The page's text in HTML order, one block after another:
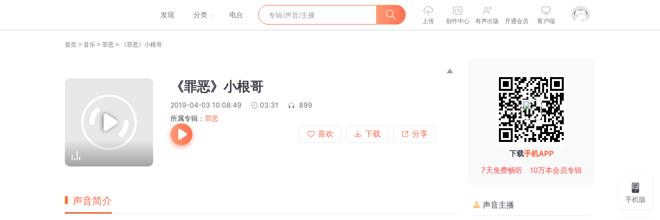
发现 分类 电台
上传 创作中心 有声出版 开通会员 客户端
首页 > 音乐 > 罪恶 > 《罪恶》小根哥
《罪恶》小根哥
2019-04-03 10:08:49 03:31
899
所属专辑： 罪恶
喜欢
下载 分享
声音简介
下载手机APP
7天免费畅听
10万本会员专辑
声音主播
手机版